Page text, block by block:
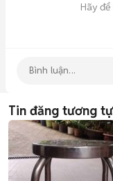
Hãy
Tin đăng tương tự